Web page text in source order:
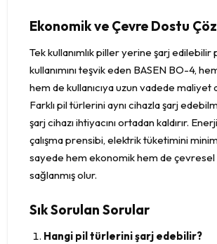
Ekonomik ve Çevre Dostu
Tek kullanımlık piller yerine şarj edilebilir
kullanımını teşvik eden BASEN BO-4,
hem de kullanıcıya uzun vadede maliyet
Farklı pil türlerini aynı cihazla şarj
şarj cihazı ihtiyacını ortadan kaldırır.
çalışma prensibi, elektrik tüketimini
sayede hem ekonomik hem de çevresel
sağlanmış olur.
Sık Sorulan Sorular
Hangi pil türlerini şarj edebilir?